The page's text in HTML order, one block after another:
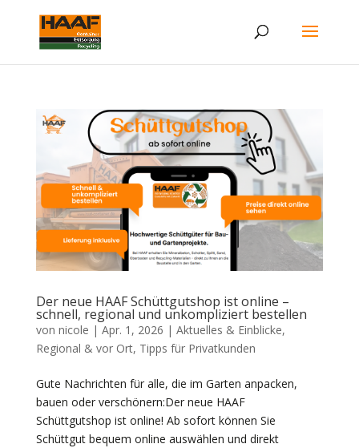
Der neue HAAF Schüttgutshop ist online –
schnell, regional und unkompliziert bestellen
von nicole | Apr. 1, 2026 | Aktuelles & Einblicke,
Regional & vor Ort, Tipps für Privatkunden
Gute Nachrichten für alle, die im Garten anpacken,
bauen oder verschönern:Der neue HAAF
Schüttgutshop ist online! Ab sofort können Sie
Schüttgut bequem online auswählen und direkt